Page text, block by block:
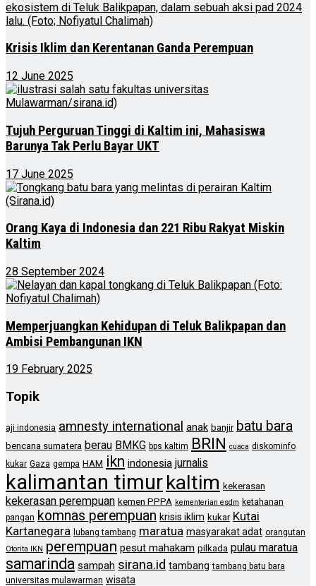
Krisis Iklim dan Kerentanan Ganda Perempuan
12 June 2025
Tujuh Perguruan Tinggi di Kaltim ini, Mahasiswa
Barunya Tak Perlu Bayar UKT
17 June 2025
Orang Kaya di Indonesia dan 221 Ribu Rakyat Miskin
Kaltim
28 September 2024
Memperjuangkan Kehidupan di Teluk Balikpapan dan
Ambisi Pembangunan IKN
19 February 2025
Topik
aji indonesia amnesty international anak banjir batu bara
bencana sumatera berau BMKG bps kaltim BRIN cuaca diskominfo
kukar Gaza gempa HAM ikn indonesia jurnalis
kalimantan timurkaltim kekerasan
kekerasan perempuan kemen PPPA kementerian esdm ketahanan
pangan komnas perempuan krisis iklim kukar Kutai
Kartanegara lubang tambang maratua masyarakat adat orangutan
Otorita IKN perempuan pesut mahakam pilkada pulau maratua
samarinda sampah sirana.id tambang tambang batu bara
universitas mulawarman wisata